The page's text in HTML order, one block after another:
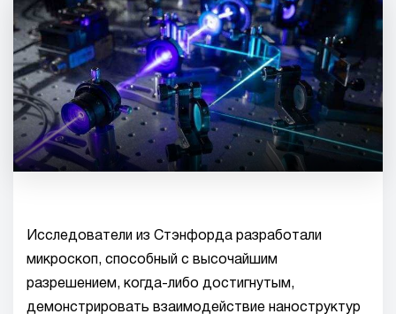
Исследователи из Стэнфорда разработали
микроскоп, способный с высочайшим
разрешением, когда-либо достигнутым,
демонстрировать взаимодействие наноструктур